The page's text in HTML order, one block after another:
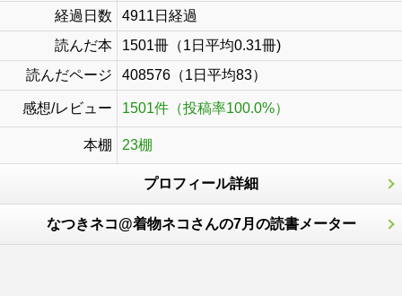
経過日数
4911日経過
読んだ本
1501冊（1日平均0.31冊)
読んだページ
408576（1日平均83）
感想/レビュー 1501件（投稿率100.0%）
本棚 23棚
プロフィール詳細
なつきネコ@着物ネコさんの7月の読書メーター